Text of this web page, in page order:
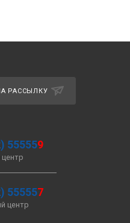
РАССЫЛКУ
555559
555557
центр